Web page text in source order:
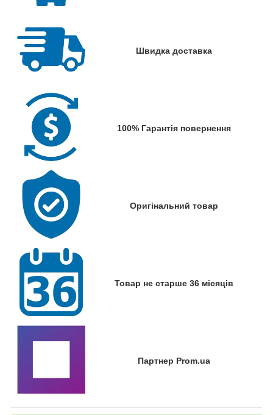
Швидка доставка
100% Гарантія повернення
Оригінальний товар
Товар не старше 36 місяців
Партнер Prom.ua